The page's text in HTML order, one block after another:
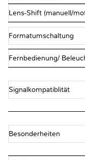
Lens-Shift (manuell/
Formatumschaltung
Fernbedienung/
Signalkompatiblität
Besonderheiten